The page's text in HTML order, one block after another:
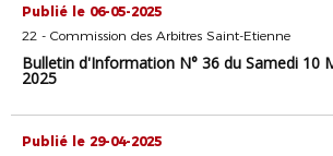
Publié le 06-05-2025
22 - Commission des Arbitres Saint-Etienne
Bulletin d'Information N° 36 du Samedi 10
2025
Publié le 29-04-2025